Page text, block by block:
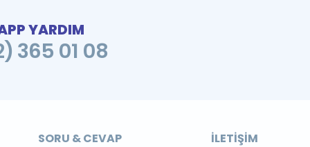
YARDIM
365 01 08
SORU & CEVAP İLETIŞIM